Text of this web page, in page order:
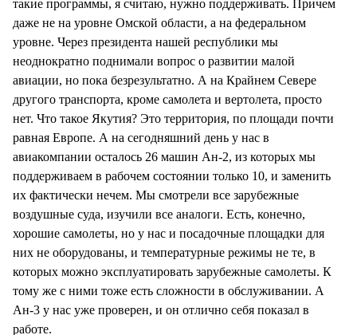
такие программы, я считаю, нужно поддерживать. Причем
даже не на уровне Омской области, а на федеральном
уровне. Через президента нашей республики мы
неоднократно поднимали вопрос о развитии малой
авиации, но пока безрезультатно. А на Крайнем Севере
другого транспорта, кроме самолета и вертолета, просто
нет. Что такое Якутия? Это территория, по площади почти
равная Европе. А на сегодняшний день у нас в
авиакомпании осталось 26 машин Ан-2, из которых мы
поддерживаем в рабочем состоянии только 10, и заменить
их фактически нечем. Мы смотрели все зарубежные
воздушные суда, изучили все аналоги. Есть, конечно,
хорошие самолеты, но у нас и посадочные площадки для
них не оборудованы, и температурные режимы не те, в
которых можно эксплуатировать зарубежные самолеты. К
тому же с ними тоже есть сложности в обслуживании. А
Ан-3 у нас уже проверен, и он отлично себя показал в
работе.